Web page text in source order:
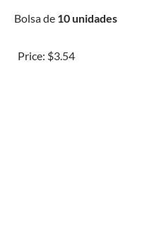
Bolsa de 10 unidades
Price: $3.54